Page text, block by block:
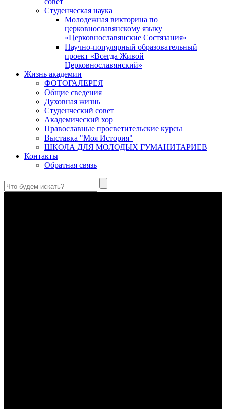
Студенческая наука
Молодежная викторина по
церковнославянскому языку
«Церковнославянские Состязания»
Научно-популярный образовательный
проект «Всегда Живой
Церковнославянский»
Жизнь академии
ФОТОГАЛЕРЕЯ
Общие сведения
Духовная жизнь
Студенческий совет
Академический хор
Православные просветительские курсы
Выставка "Моя История"
ШКОЛА ДЛЯ МОЛОДЫХ ГУМАНИТАРИЕВ
Контакты
Обратная связь